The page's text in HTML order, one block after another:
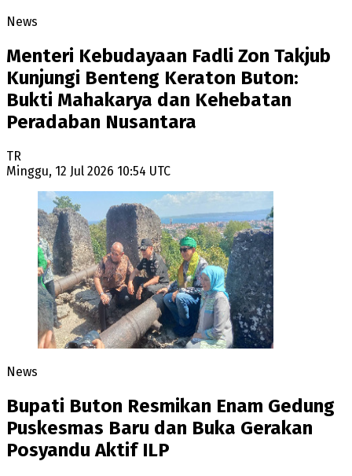
News
Menteri Kebudayaan Fadli Zon Takjub
Kunjungi Benteng Keraton Buton:
Bukti Mahakarya dan Kehebatan
Peradaban Nusantara
TR
Minggu, 12 Jul 2026 10:54 UTC
News
Bupati Buton Resmikan Enam Gedung
Puskesmas Baru dan Buka Gerakan
Posyandu Aktif ILP